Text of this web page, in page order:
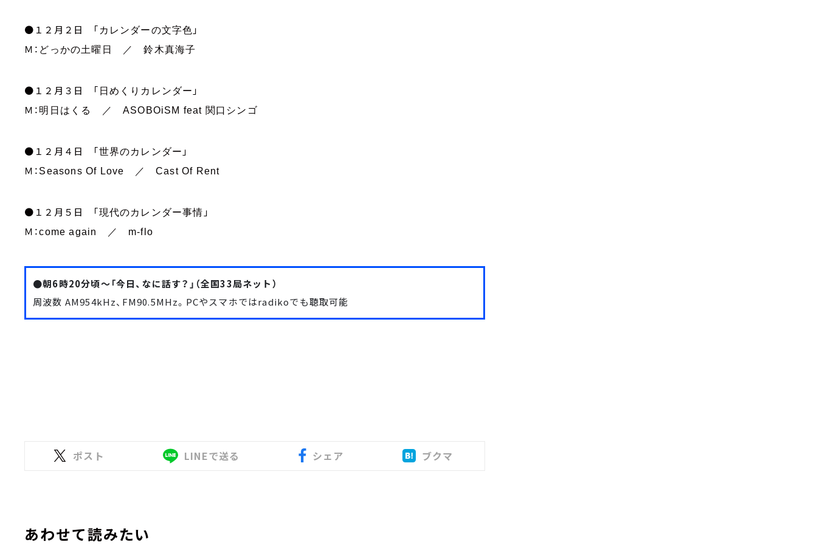
●１２月２日 「 カレンダーの文字色 」
Ｍ： どっかの土曜日 ／ 鈴木真海子
●１２月３日 「 日めくりカレンダー 」
Ｍ： 明日はくる ／ASOBOiSM feat 関口シンゴ
●１２月４日 「世界のカレンダー 」
Ｍ： Seasons Of Love ／Cast Of Rent
●１２月５日 「現代のカレンダー事情 」
Ｍ：come again ／ m-flo
●朝6時20分頃～「今日、なに話す？」（全国33局ネット）
周波数 AM954kHz、FM90.5MHz。PCやスマホではradikoでも聴取可能
ポスト LINEで送る シェア ブクマ
あわせて読みたい